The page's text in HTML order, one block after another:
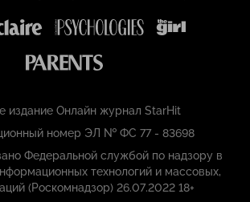
издание Онлайн журнал StarHit
номер ЭЛ № ФС 77 - 83698
Федеральной службой по надзору в
технологий и массовых,
(Роскомнадзор) 26.07.2022 18+